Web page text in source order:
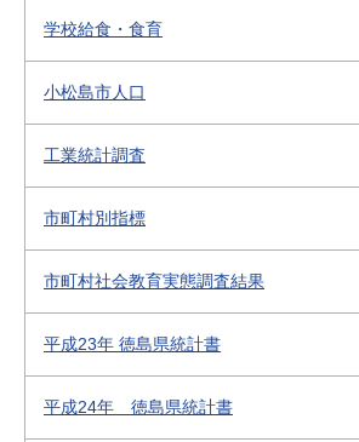
学校給食・食育
小松島市人口
工業統計調査
市町村別指標
市町村社会教育実態調査結果
平成23年 徳島県統計書
平成24年 徳島県統計書